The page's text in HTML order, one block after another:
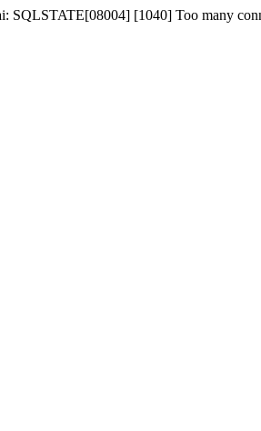
SQLSTATE[08004] [1040] Too many